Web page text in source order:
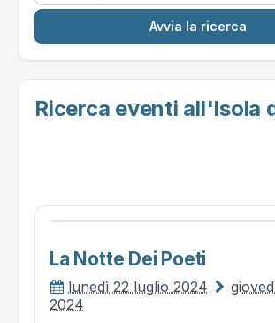
Ricerca eventi all'Isola
La Notte Dei Poeti
lunedì 22 luglio 2024
2024